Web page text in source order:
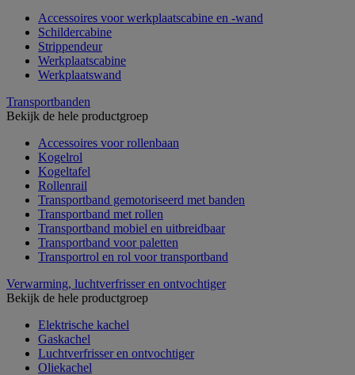
Accessoires voor werkplaatscabine en -wand
Schildercabine
Strippendeur
Werkplaatscabine
Werkplaatswand
Transportbanden
Bekijk de hele productgroep
Accessoires voor rollenbaan
Kogelrol
Kogeltafel
Rollenrail
Transportband gemotoriseerd met banden
Transportband met rollen
Transportband mobiel en uitbreidbaar
Transportband voor paletten
Transportrol en rol voor transportband
Verwarming, luchtverfrisser en ontvochtiger
Bekijk de hele productgroep
Elektrische kachel
Gaskachel
Luchtverfrisser en ontvochtiger
Oliekachel